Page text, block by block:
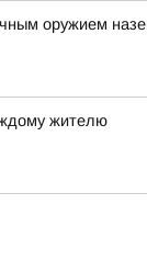
оружием
жителю